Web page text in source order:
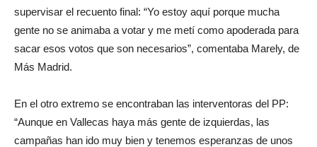
supervisar el recuento final: “Yo estoy aquí porque mucha
gente no se animaba a votar y me metí como apoderada para
sacar esos votos que son necesarios”, comentaba Marely, de
Más Madrid.
En el otro extremo se encontraban las interventoras del PP:
“Aunque en Vallecas haya más gente de izquierdas, las
campañas han ido muy bien y tenemos esperanzas de unos